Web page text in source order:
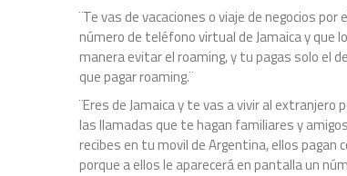
¨Te vas de vacaciones o viaje de negocios
número de teléfono virtual de Jamaica y que
manera evitar el roaming, y tu pagas solo el
que pagar roaming.¨
¨Eres de Jamaica y te vas a vivir al
las llamadas que te hagan familiares y
recibes en tu movil de Argentina, ellos pagan
porque a ellos le aparecerá en pantalla un